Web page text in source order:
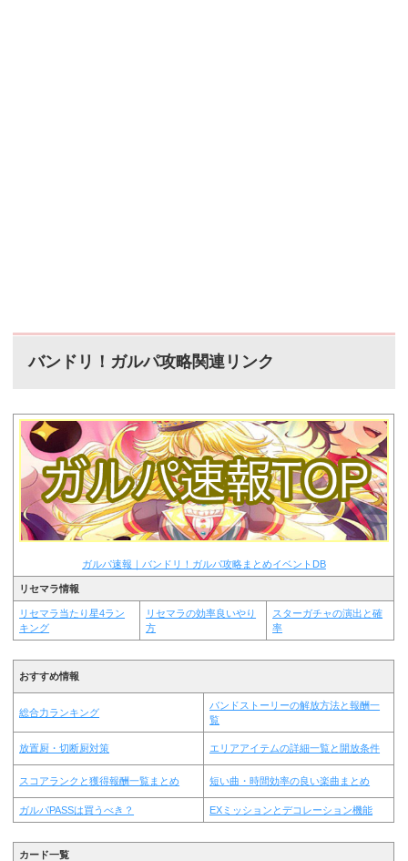
バンドリ！ガルパ攻略関連リンク
ガルパ速報｜バンドリ！ガルパ攻略まとめイベントDB
リセマラ情報
リセマラ当たり星4ラン
キング
リセマラの効率良いやり
方
スターガチャの演出と確
率
おすすめ情報
総合力ランキング
バンドストーリーの解放方法と報酬一
覧
放置厨・切断厨対策 エリアアイテムの詳細一覧と開放条件
スコアランクと獲得報酬一覧まとめ 短い曲・時間効率の良い楽曲まとめ
ガルパPASSは買うべき？ EXミッションとデコレーション機能
カード一覧